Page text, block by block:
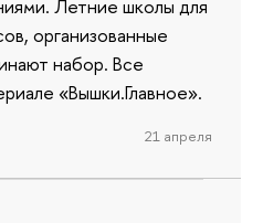
Летние школы для
организованные
набор. Все
«Вышки.Главное».
21 апреля